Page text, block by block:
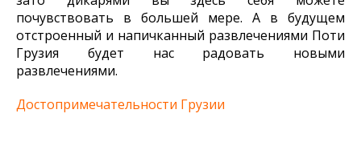
почувствовать в большей мере. А в будущем
отстроенный и напичканный развлечениями Поти
Грузия будет нас радовать новыми
развлечениями.
Достопримечательности Грузии